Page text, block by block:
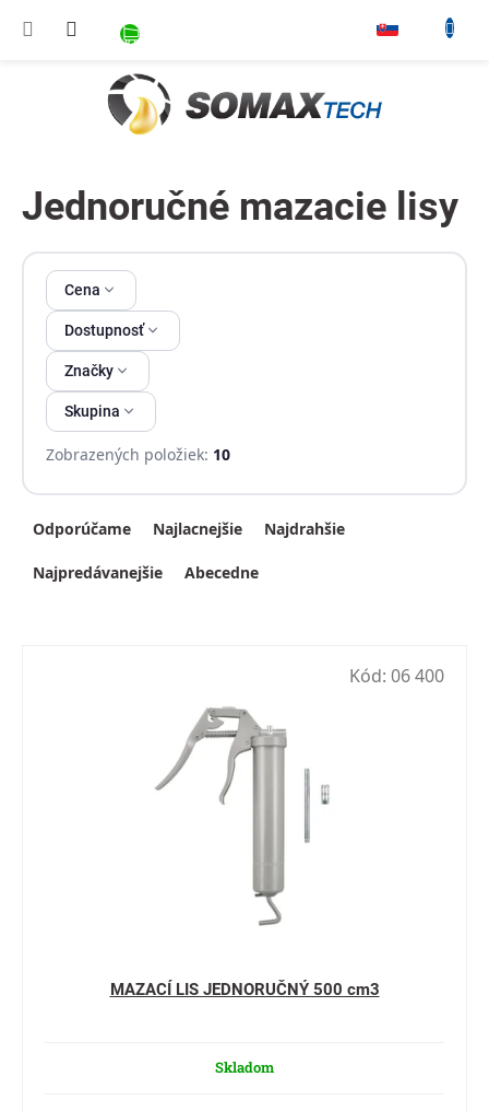
NÁKUPNÝ KOŠÍK
Jednoručné mazacie lisy
Cena
Dostupnosť
Značky
Skupina
Zobrazených položiek: 10
Výpis produktov
Radenie produktov
Odporúčame Najlacnejšie Najdrahšie
Najpredávanejšie Abecedne
MAZACÍ LIS JEDNORUČNÝ 500 cm3
Skladom
Kód: 06 400